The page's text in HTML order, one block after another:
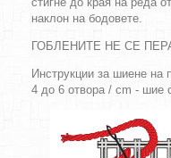
наклон на бодовете.
ГОБЛЕНИТЕ НЕ СЕ
Инструкции за шиене на
4 до 6 отвора / cm - шие